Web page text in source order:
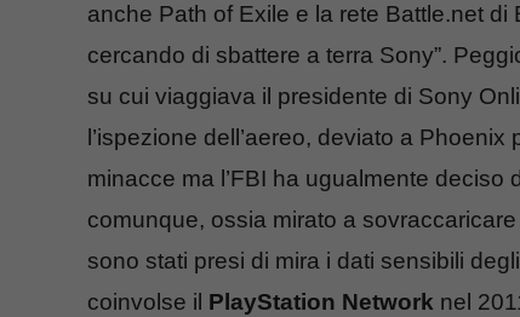
anche Path of Exile e la rete Battle.net
cercando di sbattere a terra Sony”.
su cui viaggiava il presidente di Sony
l’ispezione dell’aereo, deviato a
minacce ma l’FBI ha ugualmente deciso
comunque, ossia mirato a
sono stati presi di mira i dati sensibili
coinvolse il PlayStation Network nel